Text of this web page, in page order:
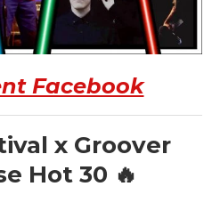
Facebook
x Groover
Hot 30 🔥